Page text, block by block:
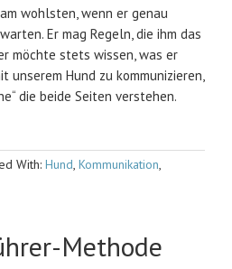
wohlsten, wenn er genau
Er mag Regeln, die ihm das
möchte stets wissen, was er
unserem Hund zu kommunizieren,
die beide Seiten verstehen.
With: Hund, Kommunikation,
Methode